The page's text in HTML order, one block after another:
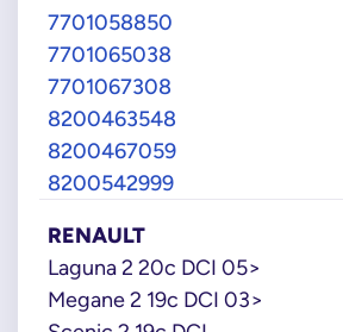
7701058850
7701065038
7701067308
8200463548
8200467059
8200542999
RENAULT
Laguna 2 20c DCI 05>
Megane 2 19c DCI 03>